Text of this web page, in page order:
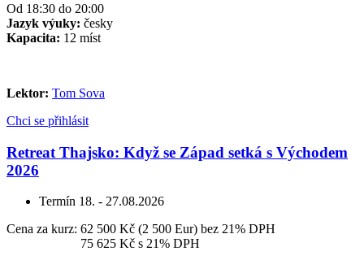
Od 18:30 do 20:00
Jazyk výuky: česky
Kapacita: 12 míst
Lektor: Tom Sova
Chci se přihlásit
Retreat Thajsko: Když se Západ setká s Východem
2026
Termín 18. - 27.08.2026
Cena za kurz: 62 500 Kč (2 500 Eur) bez 21% DPH
75 625 Kč s 21% DPH